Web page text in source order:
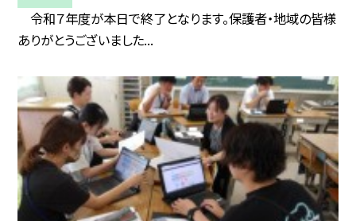
令和７年度が本日で終了となります。保護者・地域の皆様
ありがとうございました...